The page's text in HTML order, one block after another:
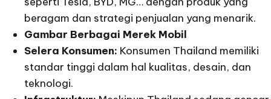
beragam dan strategi penjualan yang menarik.
Gambar Berbagai Merek Mobil
Selera Konsumen: Konsumen Thailand memiliki
standar tinggi dalam hal kualitas, desain, dan
teknologi.